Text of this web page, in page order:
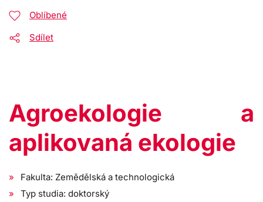
Oblíbené
Sdílet
Agroekologie a
aplikovaná ekologie
Fakulta: Zemědělská a technologická
Typ studia: doktorský